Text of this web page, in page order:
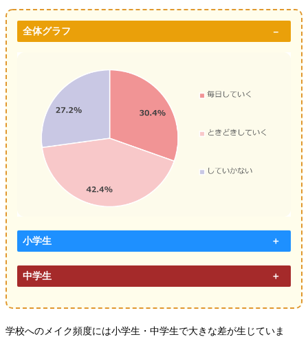
全体グラフ
小学生
中学生
学校へのメイク頻度には小学生・中学生で大きな差が生じていま